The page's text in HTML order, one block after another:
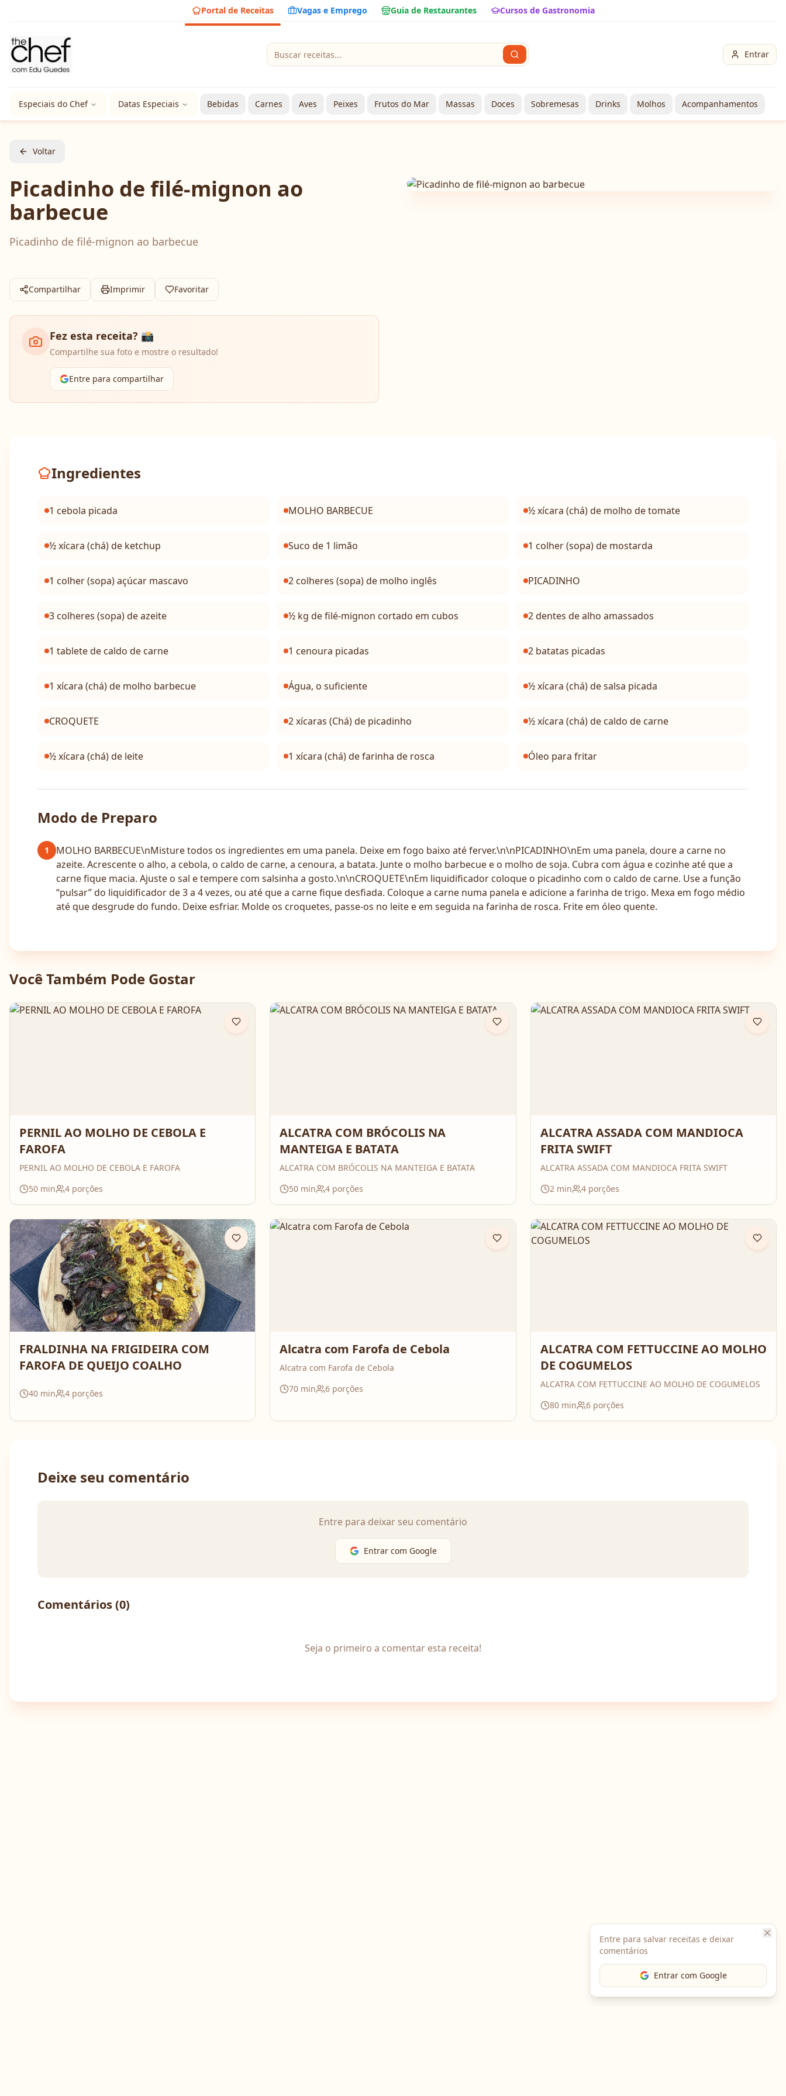
Entre para salvar receitas e deixar
comentários
Entrar com Google
Portal de Receitas Vagas e Emprego Guia de Restaurantes Cursos de Gastronomia
Entrar
Especiais do Chef Datas Especiais Bebidas Carnes Aves Peixes Frutos do Mar Massas Doces Sobremesas Drinks Molhos Acompanhamentos
Voltar
Picadinho de filé-mignon ao
barbecue
Picadinho de filé-mignon ao barbecue
Compartilhar Imprimir Favoritar
Fez esta receita? 📸
Compartilhe sua foto e mostre o resultado!
Entre para compartilhar
Ingredientes
1 cebola picada MOLHO BARBECUE ½ xícara (chá) de molho de tomate
½ xícara (chá) de ketchup Suco de 1 limão 1 colher (sopa) de mostarda
1 colher (sopa) açúcar mascavo 2 colheres (sopa) de molho inglês PICADINHO
3 colheres (sopa) de azeite ½ kg de filé-mignon cortado em cubos 2 dentes de alho amassados
1 tablete de caldo de carne 1 cenoura picadas 2 batatas picadas
1 xícara (chá) de molho barbecue Água, o suficiente ½ xícara (chá) de salsa picada
CROQUETE 2 xícaras (Chá) de picadinho ½ xícara (chá) de caldo de carne
½ xícara (chá) de leite 1 xícara (chá) de farinha de rosca Óleo para fritar
Modo de Preparo
1
MOLHO BARBECUE\nMisture todos os ingredientes em uma panela. Deixe em fogo baixo até ferver.\n\nPICADINHO\nEm uma panela, doure a carne no
azeite. Acrescente o alho, a cebola, o caldo de carne, a cenoura, a batata. Junte o molho barbecue e o molho de soja. Cubra com água e cozinhe até que a
carne fique macia. Ajuste o sal e tempere com salsinha a gosto.\n\nCROQUETE\nEm liquidificador coloque o picadinho com o caldo de carne. Use a função
“pulsar” do liquidificador de 3 a 4 vezes, ou até que a carne fique desfiada. Coloque a carne numa panela e adicione a farinha de trigo. Mexa em fogo médio
até que desgrude do fundo. Deixe esfriar. Molde os croquetes, passe-os no leite e em seguida na farinha de rosca. Frite em óleo quente.
Você Também Pode Gostar
PERNIL AO MOLHO DE CEBOLA E
FAROFA
PERNIL AO MOLHO DE CEBOLA E FAROFA
50 min 4 porções
ALCATRA COM BRÓCOLIS NA
MANTEIGA E BATATA
ALCATRA COM BRÓCOLIS NA MANTEIGA E BATATA
50 min 4 porções
ALCATRA ASSADA COM MANDIOCA
FRITA SWIFT
ALCATRA ASSADA COM MANDIOCA FRITA SWIFT
2min 4porções
FRALDINHA NA FRIGIDEIRA COM
FAROFA DE QUEIJO COALHO
40 min 4 porções
Alcatra com Farofa de Cebola
Alcatra com Farofa de Cebola
70 min 6 porções
ALCATRA COM FETTUCCINE AO MOLHO
DE COGUMELOS
ALCATRA COM FETTUCCINE AO MOLHO DE COGUMELOS
80min 6porções
Deixe seu comentário
Entre para deixar seu comentário
Entrar com Google
Comentários (0)
Seja o primeiro a comentar esta receita!